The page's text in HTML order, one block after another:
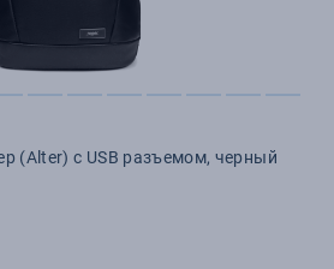
(Alter) с USB разъемом, черный